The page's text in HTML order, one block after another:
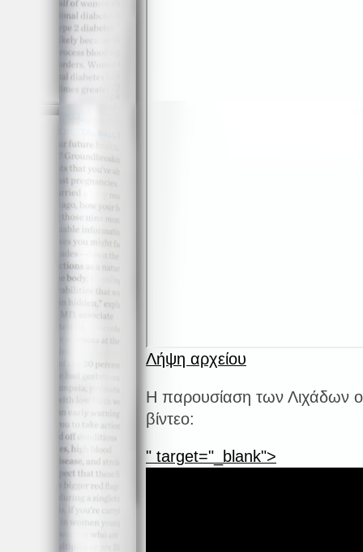
Λήψη αρχείου
Η παρουσίαση των Λιχάδων
βίντεο:
" target="_blank">